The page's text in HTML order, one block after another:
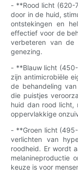
- **Rood licht (620-
door in de huid,
ontstekingen en
effectief voor de
verbeteren van de
genezing.
- **Blauw licht
zijn antimicrobiële
de behandeling
die puistjes
huid dan rood licht,
oppervlakkige
- **Groen licht
verlichten van
roodheid. Er wordt
melanineproductie
keuze is voor